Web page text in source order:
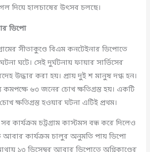
দিয়ে হালচাষের উৎসব চলছে।
ডিপো
সীতাকুণ্ডে বিএম কনটেইনার ডিপোতে
ঘটে। সেই দুর্ঘটনায় ফায়ার সার্ভিসের
উদ্ধার করা হয়। প্রায় দুই শ মানুষ দগ্ধ হন।
কমপক্ষে ৬৩ জনের চোখ ক্ষতিগ্রস্ত হয়। একটি
ক্ষতিগ্রস্ত হওয়ার ঘটনা এটিই প্রথম।
কার্যক্রম চট্টগ্রাম কাস্টমস বন্ধ করে দিলেও
আবার কার্যক্রম চালুর অনুমতি পায় ডিপো